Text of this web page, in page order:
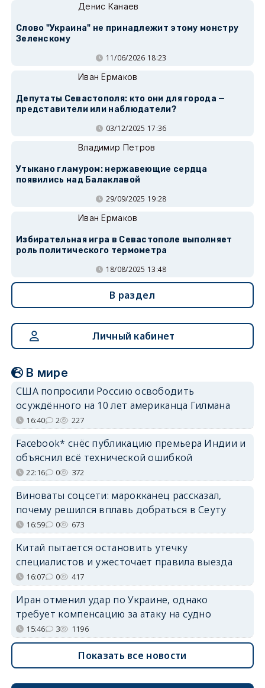
Денис Канаев
Слово "Украина" не принадлежит этому монстру
Зеленскому
11/06/2026 18:23
Иван Ермаков
Депутаты Севастополя: кто они для города —
представители или наблюдатели?
03/12/2025 17:36
Владимир Петров
Утыкано гламуром: нержавеющие сердца
появились над Балаклавой
29/09/2025 19:28
Иван Ермаков
Избирательная игра в Севастополе выполняет
роль политического термометра
18/08/2025 13:48
В раздел
Личный кабинет
В мире
США попросили Россию освободить
осуждённого на 10 лет американца Гилмана
16:40 2 227
Facebook* снёс публикацию премьера Индии и
объяснил всё технической ошибкой
22:16 0 372
Виноваты соцсети: марокканец рассказал,
почему решился вплавь добраться в Сеуту
16:59 0 673
Китай пытается остановить утечку
специалистов и ужесточает правила выезда
16:07 0 417
Иран отменил удар по Украине, однако
требует компенсацию за атаку на судно
15:46 3 1196
Показать все новости